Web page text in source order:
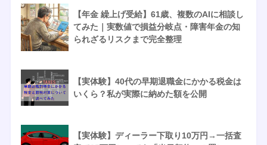
【年金 繰上げ受給】61歳、複数のAIに相談し
てみた｜実数値で損益分岐点・障害年金の知
られざるリスクまで完全整理
【実体験】40代の早期退職金にかかる税金は
いくら？私が実際に納めた額を公開
【実体験】ディーラー下取り10万円→一括査